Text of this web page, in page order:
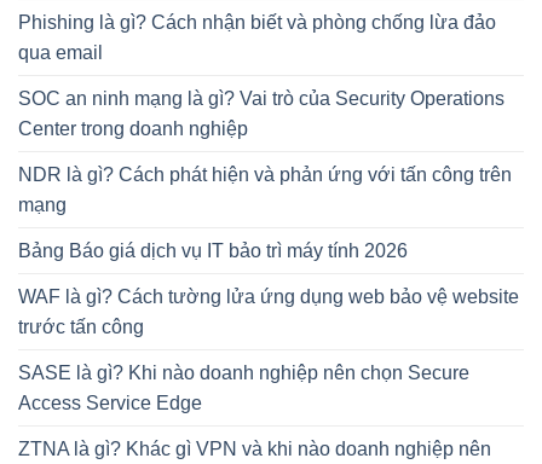
Phishing là gì? Cách nhận biết và phòng chống lừa đảo
qua email
SOC an ninh mạng là gì? Vai trò của Security Operations
Center trong doanh nghiệp
NDR là gì? Cách phát hiện và phản ứng với tấn công trên
mạng
Bảng Báo giá dịch vụ IT bảo trì máy tính 2026
WAF là gì? Cách tường lửa ứng dụng web bảo vệ website
trước tấn công
SASE là gì? Khi nào doanh nghiệp nên chọn Secure
Access Service Edge
ZTNA là gì? Khác gì VPN và khi nào doanh nghiệp nên